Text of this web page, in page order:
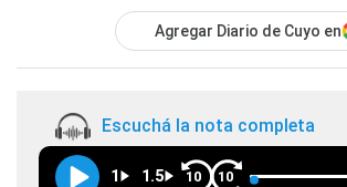
Agregar Diario de Cuyo en
Escuchá la nota completa
1 1.5 10 10